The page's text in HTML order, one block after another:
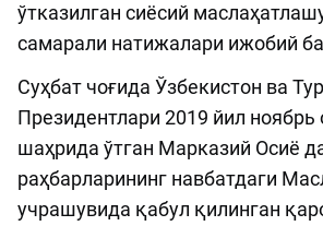
ўтказилган сиёсий
самарали натижалари ижобий
Суҳбат чоғида Ўзбекистон ва
Президентлари 2019 йил
шаҳрида ўтган Марказий Осиё
раҳбарларининг навбатдаги
учрашувида қабул қилинган